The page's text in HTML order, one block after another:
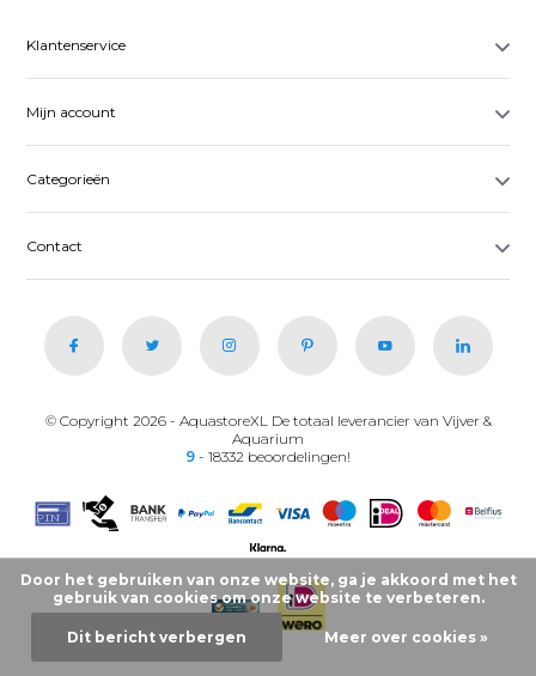
Klantenservice
Mijn account
Categorieën
Contact
© Copyright 2026 - AquastoreXL De totaal leverancier van Vijver &
Aquarium
9 - 18332 beoordelingen!
Door het gebruiken van onze website, ga je akkoord met het
gebruik van cookies om onze website te verbeteren.
Dit bericht verbergen Meer over cookies »